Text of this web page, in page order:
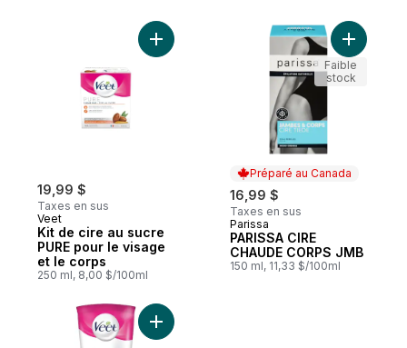
19,99 $
Taxes en sus
Veet
Kit de cire au sucre
PURE pour le visage
et le corps
250 ml, 8,00 $/100ml
Ajouter Kit de cire au sucre PURE pour
Préparé au Canada
16,99 $
Taxes en sus
Préparé au Canada
Parissa
PARISSA CIRE
CHAUDE CORPS JMB
150 ml, 11,33 $/100ml
Ajouter
Faible
stock
Ajouter Pure™ crème dépilatoire, peau